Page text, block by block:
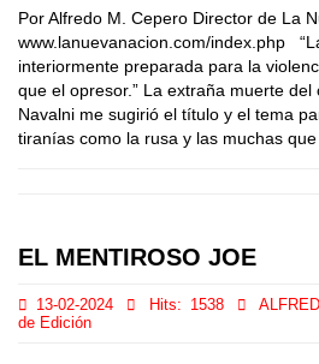
Por Alfredo M. Cepero Director de La
www.lanuevanacion.com/index.php
interiormente preparada para la
que el opresor.” La extraña muerte del
Navalni me sugirió el título y el tema
tiranías como la rusa y las muchas que
EL MENTIROSO JOE
13-02-2024 Hits: 1538
de Edición